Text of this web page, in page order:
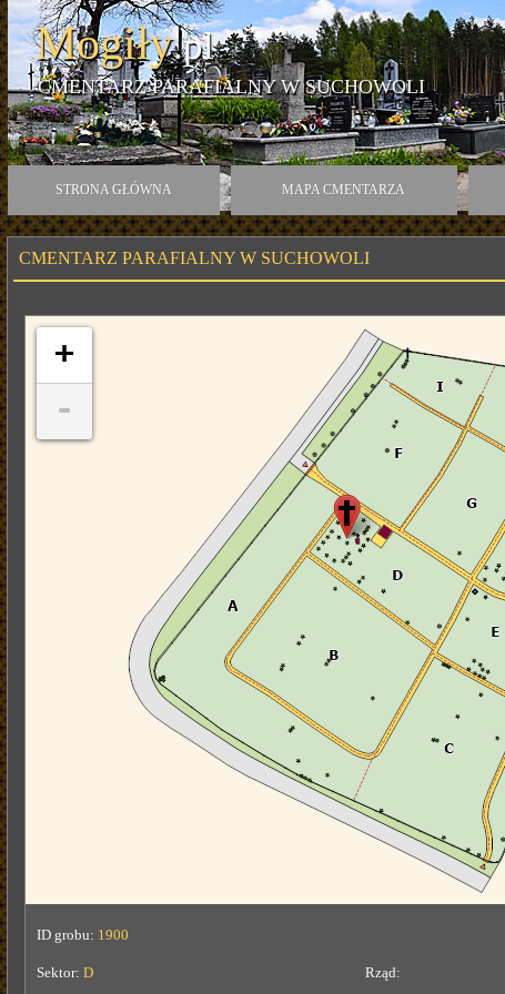
Mogiły.pl
CMENTARZ PARAFIALNY W SUCHOWOLI
STRONA GŁÓWNA MAPA CMENTARZA
CMENTARZ PARAFIALNY W SUCHOWOLI
+
-
ID grobu: 1900
Sektor: D Rząd: